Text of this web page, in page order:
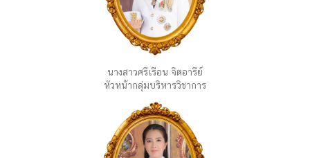
นางสาวศรีเรือน จิตอารีย์
หัวหน้ากลุ่มบริหารวิชาการ